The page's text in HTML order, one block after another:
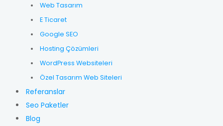
Web Tasarım
E Ticaret
Google SEO
Hosting Çözümleri
WordPress Websiteleri
Özel Tasarım Web Siteleri
Referanslar
Seo Paketler
Blog